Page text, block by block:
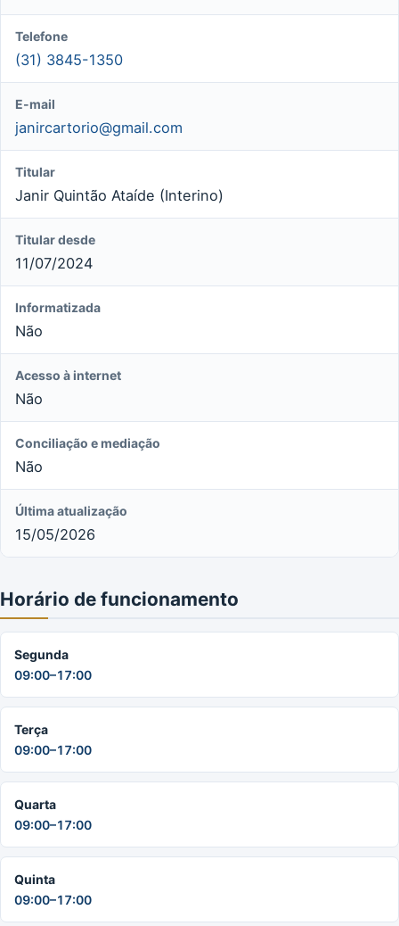
Telefone
(31) 3845-1350
E-mail
janircartorio@gmail.com
Titular
Janir Quintão Ataíde (Interino)
Titular desde
11/07/2024
Informatizada
Não
Acesso à internet
Não
Conciliação e mediação
Não
Última atualização
15/05/2026
Horário de funcionamento
Segunda
09:00–17:00
Terça
09:00–17:00
Quarta
09:00–17:00
Quinta
09:00–17:00